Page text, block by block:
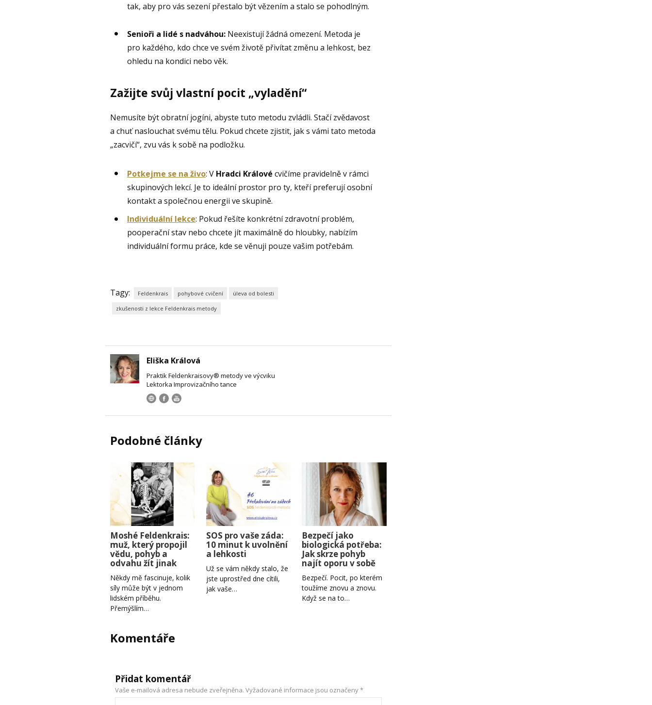
tak, aby pro vás sezení přestalo být vězením a stalo se pohodlným.
Senioři a lidé s nadváhou: Neexistují žádná omezení. Metoda je
pro každého, kdo chce ve svém životě přivítat změnu a lehkost, bez
ohledu na kondici nebo věk.
Zažijte svůj vlastní pocit „vyladění“
Nemusíte být obratní jogíni, abyste tuto metodu zvládli. Stačí zvědavost
a chuť naslouchat svému tělu. Pokud chcete zjistit, jak s vámi tato metoda
„zacvičí“, zvu vás k sobě na podložku.
Potkejme se na živo: V Hradci Králové cvičíme pravidelně v rámci
skupinových lekcí. Je to ideální prostor pro ty, kteří preferují osobní
kontakt a společnou energii ve skupině.
Individuální lekce: Pokud řešíte konkrétní zdravotní problém,
pooperační stav nebo chcete jít maximálně do hloubky, nabízím
individuální formu práce, kde se věnuji pouze vašim potřebám.
Tagy: Feldenkrais pohybové cvičení úleva od bolesti
zkušenosti z lekce Feldenkrais metody
Eliška Králová
Praktik Feldenkraisovy® metody ve výcviku
Lektorka Improvizačního tance
Podobné články
Moshé Feldenkrais:
muž, který propojil
vědu, pohyb a
odvahu žít jinak
Někdy mě fascinuje, kolik
síly může být v jednom
lidském příběhu.
Přemýšlím…
SOS pro vaše záda:
10 minut k uvolnění
a lehkosti
Už se vám někdy stalo, že
jste uprostřed dne cítili,
jak vaše…
Bezpečí jako
biologická potřeba:
Jak skrze pohyb
najít oporu v sobě
Bezpečí. Pocit, po kterém
toužíme znovu a znovu.
Když se na to…
Komentáře
Přidat komentář
Vaše e-mailová adresa nebude zveřejněna. Vyžadované informace jsou označeny*